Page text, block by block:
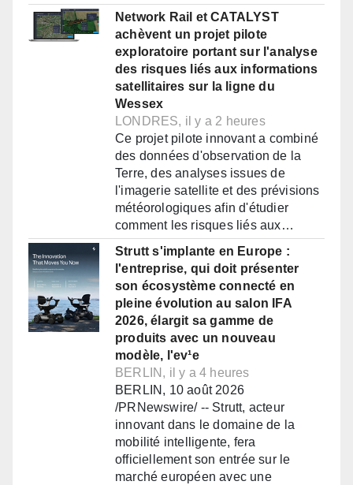
Network Rail et CATALYST
achèvent un projet pilote
exploratoire portant sur l'analyse
des risques liés aux informations
satellitaires sur la ligne du
Wessex
LONDRES, il y a 2 heures
Ce projet pilote innovant a combiné
des données d'observation de la
Terre, des analyses issues de
l'imagerie satellite et des prévisions
météorologiques afin d'étudier
comment les risques liés aux…
Strutt s'implante en Europe :
l'entreprise, qui doit présenter
son écosystème connecté en
pleine évolution au salon IFA
2026, élargit sa gamme de
produits avec un nouveau
modèle, l'ev¹e
BERLIN, il y a 4 heures
BERLIN, 10 août 2026
/PRNewswire/ -- Strutt, acteur
innovant dans le domaine de la
mobilité intelligente, fera
officiellement son entrée sur le
marché européen avec une